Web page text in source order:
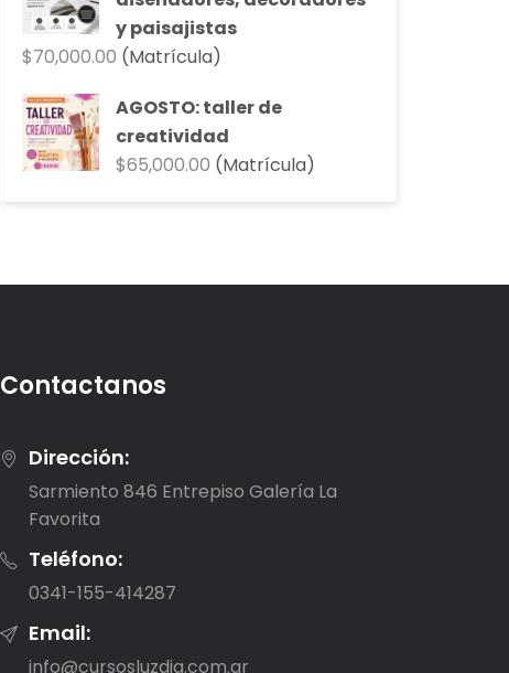
y paisajistas
$70,000.00 (Matrícula)
AGOSTO: taller de
creatividad
$65,000.00 (Matrícula)
Contactanos
Dirección:
Sarmiento 846 Entrepiso Galería La
Favorita
Teléfono:
0341-155-414287
Email:
info@cursosluzdia.com.ar